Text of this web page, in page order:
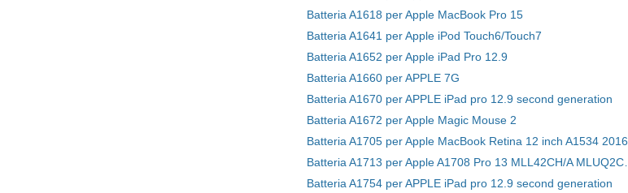
Batteria A1618 per Apple MacBook Pro 15
Batteria A1641 per Apple iPod Touch6/Touch7
Batteria A1652 per Apple iPad Pro 12.9
Batteria A1660 per APPLE 7G
Batteria A1670 per APPLE iPad pro 12.9 second generation
Batteria A1672 per Apple Magic Mouse 2
Batteria A1705 per Apple MacBook Retina 12 inch A1534 2016
Batteria A1754 per APPLE iPad pro 12.9 second generation